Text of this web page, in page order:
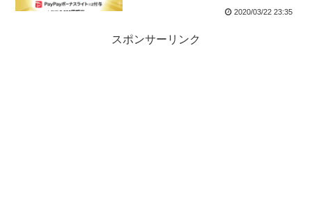
2020/03/22 23:35
スポンサーリンク